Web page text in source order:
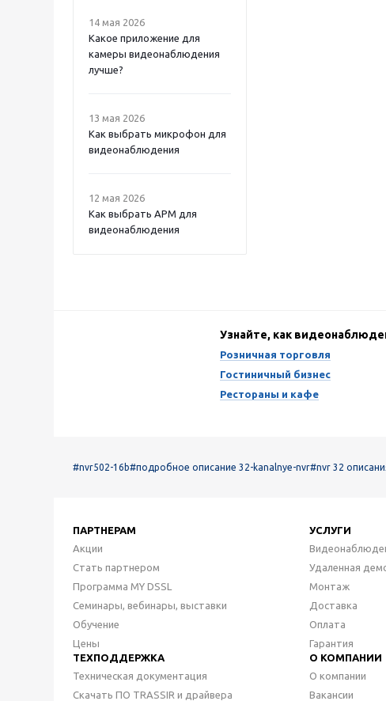
14 мая 2026
Какое приложение для
камеры видеонаблюдения
лучше?
13 мая 2026
Как выбрать микрофон для
видеонаблюдения
12 мая 2026
Как выбрать APM для
видеонаблюдения
Узнайте, как
Розничная торговля
Гостиничный бизнес
Рестораны и кафе
#nvr502-16b#подробное описание 32-kanalnye-nvr#nvr 32
ПАРТНЕРАМ
Акции
Стать партнером
Программа MY DSSL
Семинары, вебинары, выставки
Обучение
Цены
УСЛУГИ
Удаленная
Монтаж
Доставка
Оплата
Гарантия
ТЕХПОДДЕРЖКА
Техническая документация
Скачать ПО TRASSIR и драйвера
О КОМПАНИИ
О компании
Вакансии